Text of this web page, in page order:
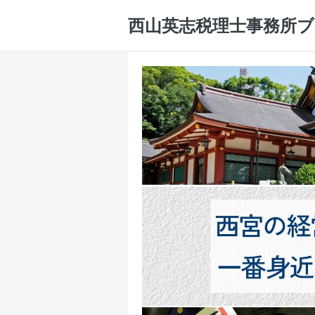
西山英志税理士事務所